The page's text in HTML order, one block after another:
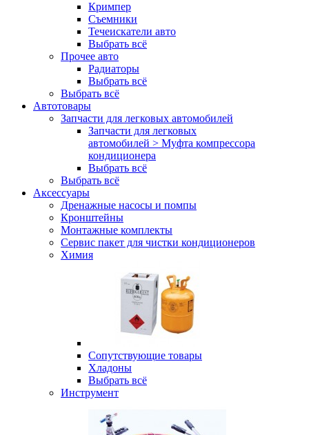
Кримпер
Съемники
Течеискатели авто
Выбрать всё
Прочее авто
Радиаторы
Выбрать всё
Выбрать всё
Автотовары
Запчасти для легковых автомобилей
Запчасти для легковых
автомобилей > Муфта компрессора
кондиционера
Выбрать всё
Выбрать всё
Аксессуары
Дренажные насосы и помпы
Кронштейны
Монтажные комплекты
Сервис пакет для чистки кондиционеров
Химия
Сопутствующие товары
Хладоны
Выбрать всё
Инструмент